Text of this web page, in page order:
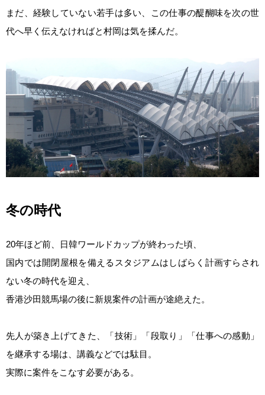
まだ、経験していない若手は多い、この仕事の醍醐味を次の世
代へ早く伝えなければと村岡は気を揉んだ。
冬の時代
20年ほど前、日韓ワールドカップが終わった頃、
国内では開閉屋根を備えるスタジアムはしばらく計画すらされ
ない冬の時代を迎え、
香港沙田競馬場の後に新規案件の計画が途絶えた。
先人が築き上げてきた、「技術」「段取り」「仕事への感動」
を継承する場は、講義などでは駄目。
実際に案件をこなす必要がある。